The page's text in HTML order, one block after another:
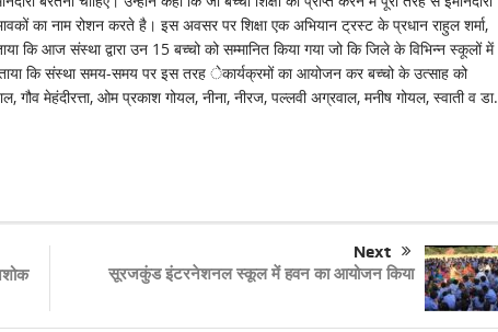
का नाम रोशन करते है। इस अवसर पर शिक्षा एक अभियान ट्रस्ट के प्रधान राहुल शर्मा,
कि आज संस्था द्वारा उन 15 बच्चो को सम्मानित किया गया जो कि जिले के विभिन्न स्कूलों में
कि संस्था समय-समय पर इस तरह ेकार्यक्रमों का आयोजन कर बच्चो के उत्साह को
गौव मेहंदीरत्ता, ओम प्रकाश गोयल, नीना, नीरज, पल्लवी अग्रवाल, मनीष गोयल, स्वाती व डा.
Next
सूरजकुंड इंटरनेशनल स्कूल में हवन का आयोजन किया